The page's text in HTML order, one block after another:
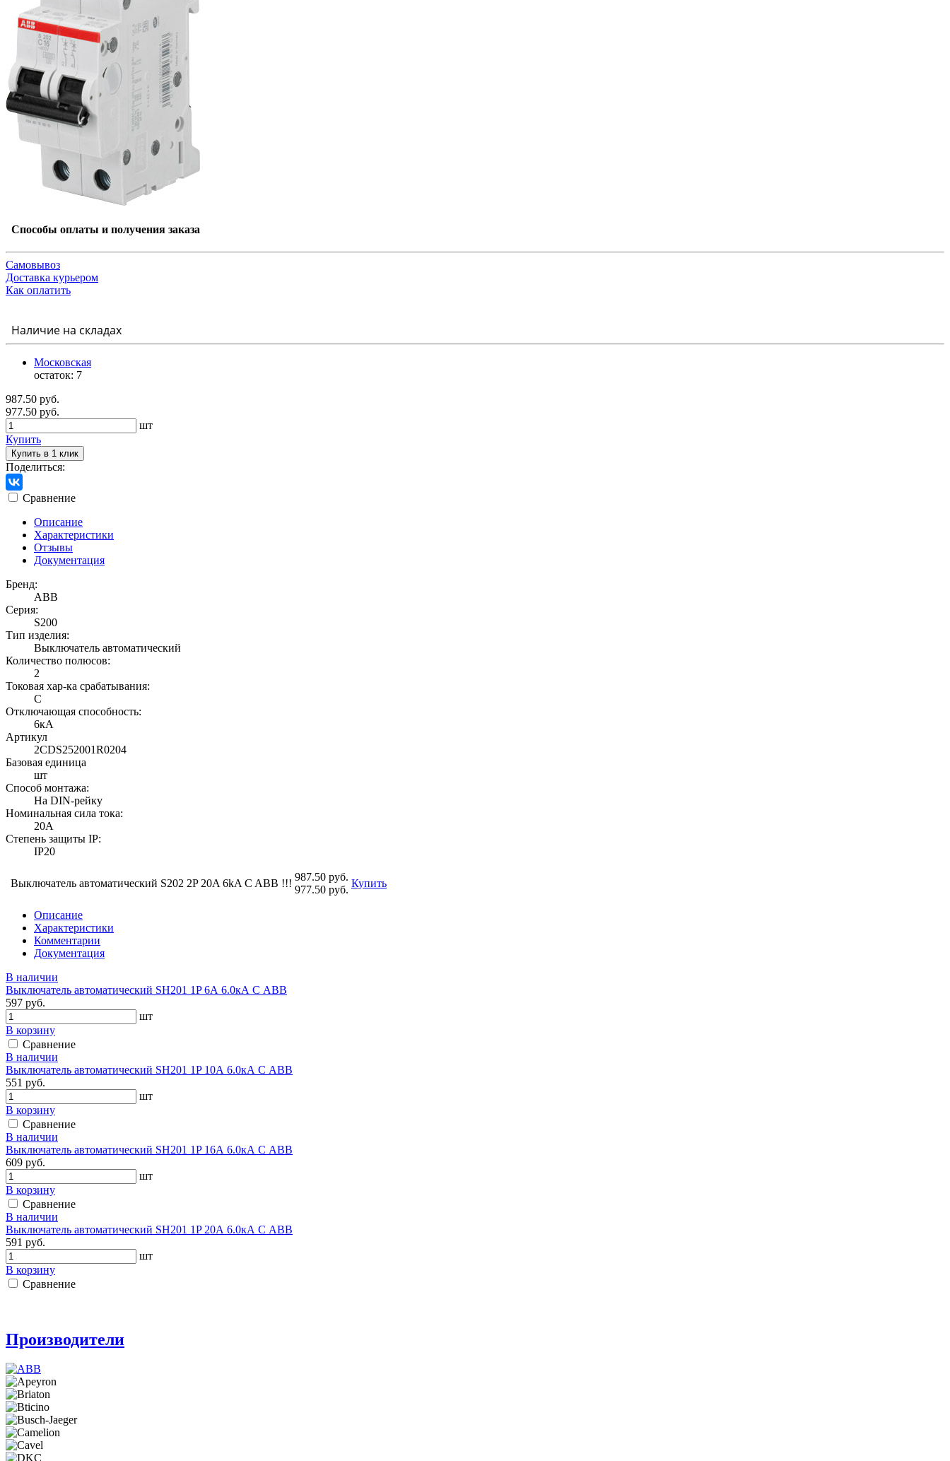
Способы оплаты и получения заказа
Самовывоз
Доставка курьером
Как оплатить
Наличие на складах
Московская
остаток: 7
987.50 руб.
977.50 руб.
шт
Купить
Купить в 1 клик
Поделиться:
Сравнение
Описание
Характеристики
Отзывы
Документация
Бренд:
ABB
Серия:
S200
Тип изделия:
Выключатель автоматический
Количество полюсов:
2
Токовая хар-ка срабатывания:
C
Отключающая способность:
6кА
Артикул
2CDS252001R0204
Базовая единица
шт
Способ монтажа:
На DIN-рейку
Номинальная сила тока:
20А
Степень защиты IP:
IP20
Выключатель автоматический S202 2P 20A 6kA C ABB !!!
987.50 руб.
977.50 руб.
Купить
Описание
Характеристики
Комментарии
Документация
В наличии
Выключатель автоматический SH201 1P 6А 6.0кА С АВВ
597 руб.
шт
В корзину
Сравнение
В наличии
Выключатель автоматический SH201 1P 10А 6.0кА С АВВ
551 руб.
шт
В корзину
Сравнение
В наличии
Выключатель автоматический SH201 1P 16А 6.0кА С АВВ
609 руб.
шт
В корзину
Сравнение
В наличии
Выключатель автоматический SH201 1P 20А 6.0кА С АВВ
591 руб.
шт
В корзину
Сравнение
Производители